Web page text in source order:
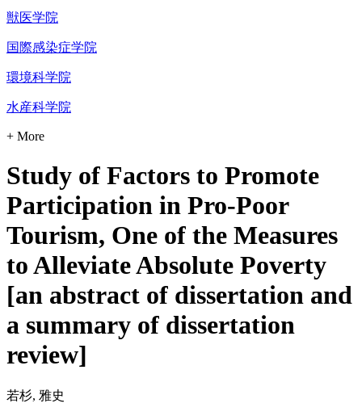
獣医学院
国際感染症学院
環境科学院
水産科学院
+ More
Study of Factors to Promote
Participation in Pro-Poor
Tourism, One of the Measures
to Alleviate Absolute Poverty
[an abstract of dissertation and
a summary of dissertation
review]
若杉, 雅史